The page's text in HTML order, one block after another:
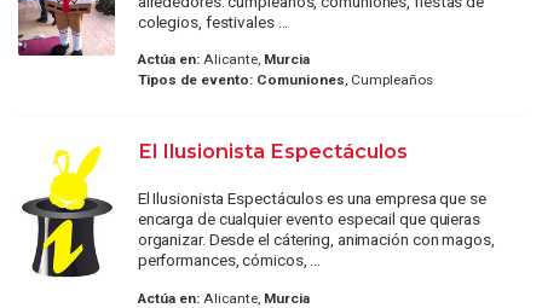
colegios, festivales ...
Actúa en:Alicante, Murcia
Tipos de evento: Comuniones, Cumpleaños
El Ilusionista Espectáculos
El Ilusionista Espectáculos es una empresa que se
encarga de cualquier evento especail que quieras
organizar. Desde el cátering, animación con magos,
performances, cómicos, ...
Actúa en:Alicante, Murcia